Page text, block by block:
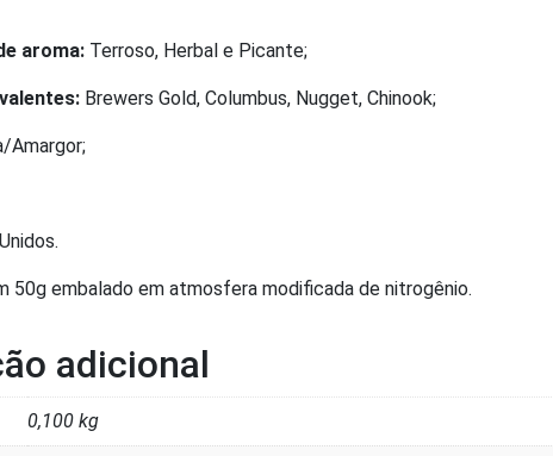
aroma: Terroso, Herbal e Picante;
Brewers Gold, Columbus, Nugget, Chinook;
Amargor;
50g embalado em atmosfera modificada de nitrogênio.
adicional
0,100 kg